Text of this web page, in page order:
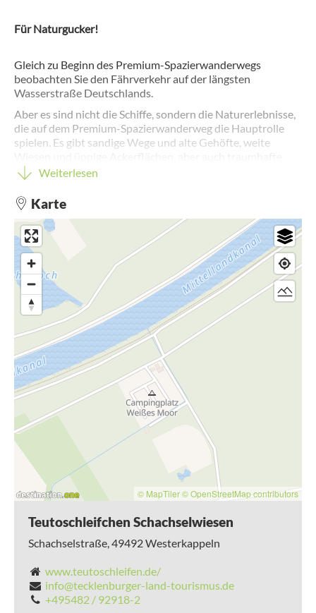
Für Naturgucker!
Gleich zu Beginn des Premium-Spazierwanderwegs
beobachten Sie den Fährverkehr auf der längsten
Wasserstraße Deutschlands.
Aber es sind nicht die Schiffe, sondern die Naturerlebnisse,
die auf dem Premium-Spazierwanderweg die Hauptrolle
spielen. Es gibt sandige Wege und alte Gehöfte, weite
Kiefer-, Misch- und Buchenwälder, die Gelegenheit bieten
den Blick über die Felder schweifen zu lassen.
Steigungen werden Sie auf diesem Weg allerdings nicht
begegnen. Die Namensgeber dieser Tour umrunden zwar
den „Berg“ Schachsel, aber seine Muschelkalkkuppe mit
einem feinen Buchenwald ragt nur wenige Meter aus dem
Umland heraus, in dem sich eine artenreiche Vegetation
eingestellt hat.
Durch Nasswiesen, die immer wieder ein Blick auf die
Feuchtgebiete des Vogelschutzgebietes Düsterdieker
Niederung eröffnen, geht es begleitet von fröhlichem
Gezwitscher zurück zum Kanal.
Diese Wanderung ist auch für Kinder bestens geeignet.
Dank des Geocaching-Angebotes wartet eine moderne
Schatzsuche! Holt Euch die Schatzkarte in den Tourist-Infos
oder loggt Euch unter www.geocaching.com ein.
Weiterlesen
Karte
© MapTiler© OpenStreetMap contributors
Teutoschleifchen Schachselwiesen
Schachselstraße,49492Westerkappeln
www.teutoschleifen.de/
info@tecklenburger-land-tourismus.de
+495482 / 92918-2